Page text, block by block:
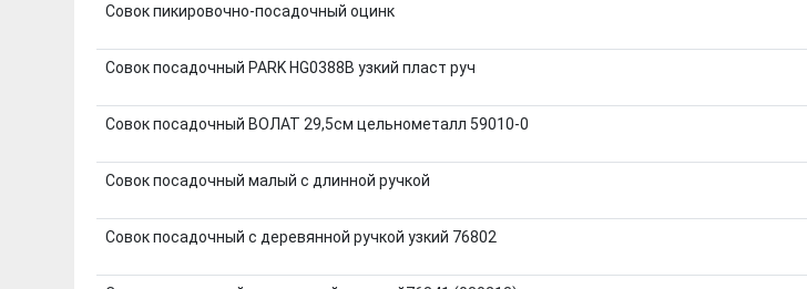
Совок пикировочно-посадочный оцинк
Совок посадочный PARK HG0388В узкий пласт руч
Совок посадочный ВОЛАТ 29,5см цельнометалл 59010-0
Совок посадочный малый с длинной ручкой
Совок посадочный с деревянной ручкой узкий 76802